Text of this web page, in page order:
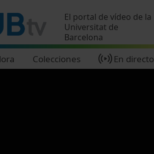
El portal de vídeo de la
Universitat de
Barcelona
Colecciones En directo